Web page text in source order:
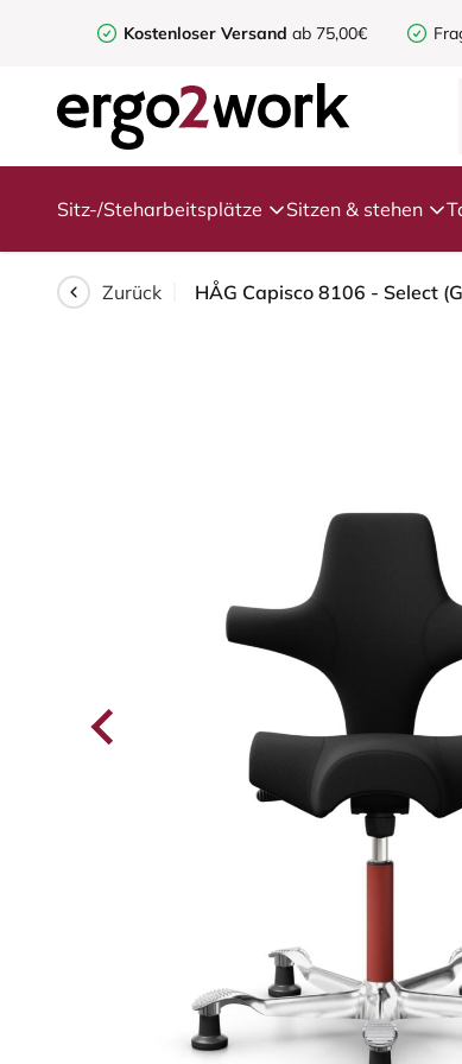
Kostenloser Versand ab 75,00€
Sitz-/Steharbeitsplätze Sitzen & stehen
Zurück HÅG Capisco 8106 - Select